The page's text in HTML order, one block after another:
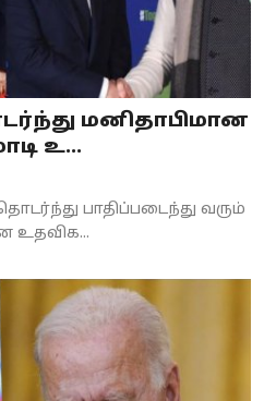
மனிதாபிமான
உ...
பாதிப்படைந்து வரும்
உதவிக...